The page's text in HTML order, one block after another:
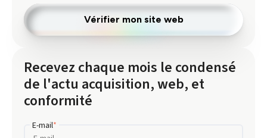
Vérifier mon site web
Recevez chaque mois le condensé
de l'actu acquisition, web, et
conformité
E-mail*